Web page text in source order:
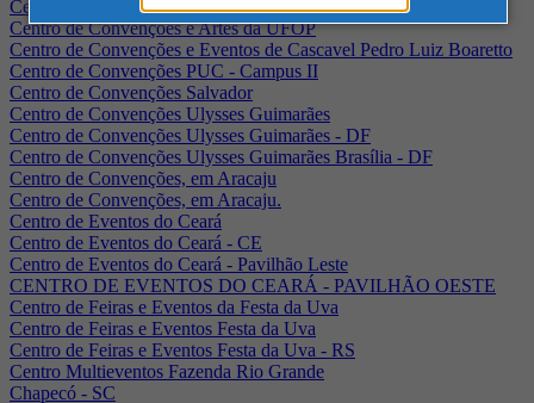
Centro de Convenções de Pernambuco - PE
Centro de Convenções e Artes da UFOP
Centro de Convenções e Eventos de Cascavel Pedro Luiz Boaretto
Centro de Convenções PUC - Campus II
Centro de Convenções Salvador
Centro de Convenções Ulysses Guimarães
Centro de Convenções Ulysses Guimarães - DF
Centro de Convenções Ulysses Guimarães Brasília - DF
Centro de Convenções, em Aracaju
Centro de Convenções, em Aracaju.
Centro de Eventos do Ceará
Centro de Eventos do Ceará - CE
Centro de Eventos do Ceará - Pavilhão Leste
CENTRO DE EVENTOS DO CEARÁ - PAVILHÃO OESTE
Centro de Feiras e Eventos da Festa da Uva
Centro de Feiras e Eventos Festa da Uva
Centro de Feiras e Eventos Festa da Uva - RS
Centro Multieventos Fazenda Rio Grande
Chapecó - SC